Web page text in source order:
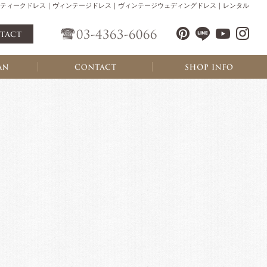
ィークドレス｜ヴィンテージドレス｜ヴィンテージウェディングドレス｜レンタル